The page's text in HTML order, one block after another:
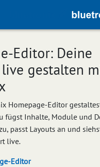
Editor: Deine
gestalten
Homepage-Editor
fügst Inhalte, Module und
passt Layouts an und
live.
Editor